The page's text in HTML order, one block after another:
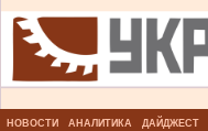
НОВОСТИ АНАЛИТИКА ДАЙДЖЕСТ